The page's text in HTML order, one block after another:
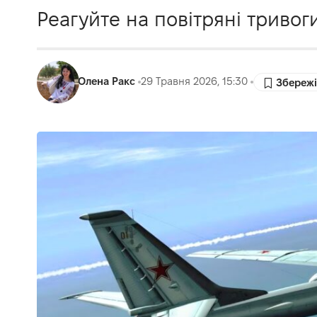
Реагуйте на повітряні
Олена Ракс 29 Травня 2026, 15:30